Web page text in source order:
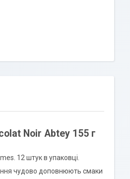
Noir Abtey 155 г
12 штук в упаковці.
чудово доповнюють смаки